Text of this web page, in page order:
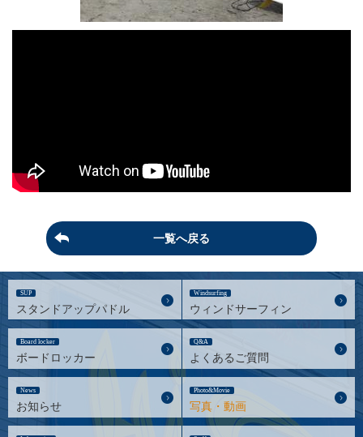
一覧へ戻る
SUP
スタンドアップパドル
Windsurfing
ウィンドサーフィン
Board locker
ボードロッカー
Q&A
よくあるご質問
News
お知らせ
Photo&Movie
写真・動画